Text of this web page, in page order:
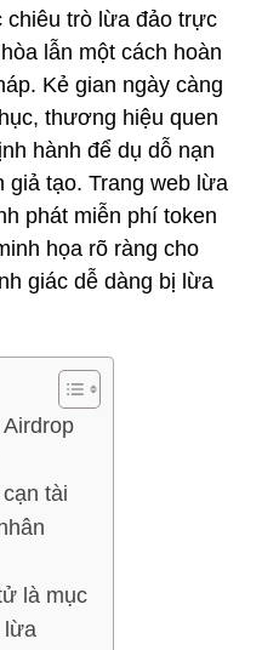
chiêu trò lừa đảo trực
lẫn một cách hoàn
Kẻ gian ngày càng
thương hiệu quen
hành để dụ dỗ nạn
giả tạo. Trang web lừa
phát miễn phí token
họa rõ ràng cho
giác dễ dàng bị lừa
tài
là mục
lừa